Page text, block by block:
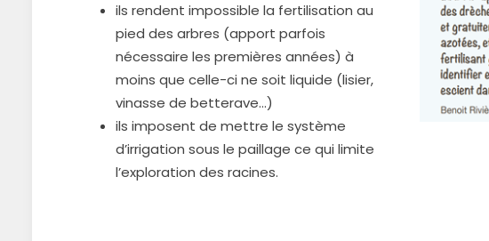
ils rendent impossible la fertilisation au
pied des arbres (apport parfois
nécessaire les premières années) à
moins que celle-ci ne soit liquide (lisier,
vinasse de betterave…)
ils imposent de mettre le système
d’irrigation sous le paillage ce qui limite
l’exploration des racines.